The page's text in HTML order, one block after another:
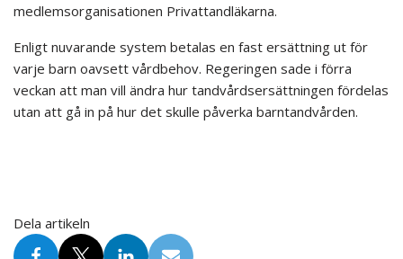
medlemsorganisationen Privattandläkarna.
Enligt nuvarande system betalas en fast ersättning ut för
varje barn oavsett vårdbehov. Regeringen sade i förra
veckan att man vill ändra hur tandvårdsersättningen fördelas
utan att gå in på hur det skulle påverka barntandvården.
Dela artikeln